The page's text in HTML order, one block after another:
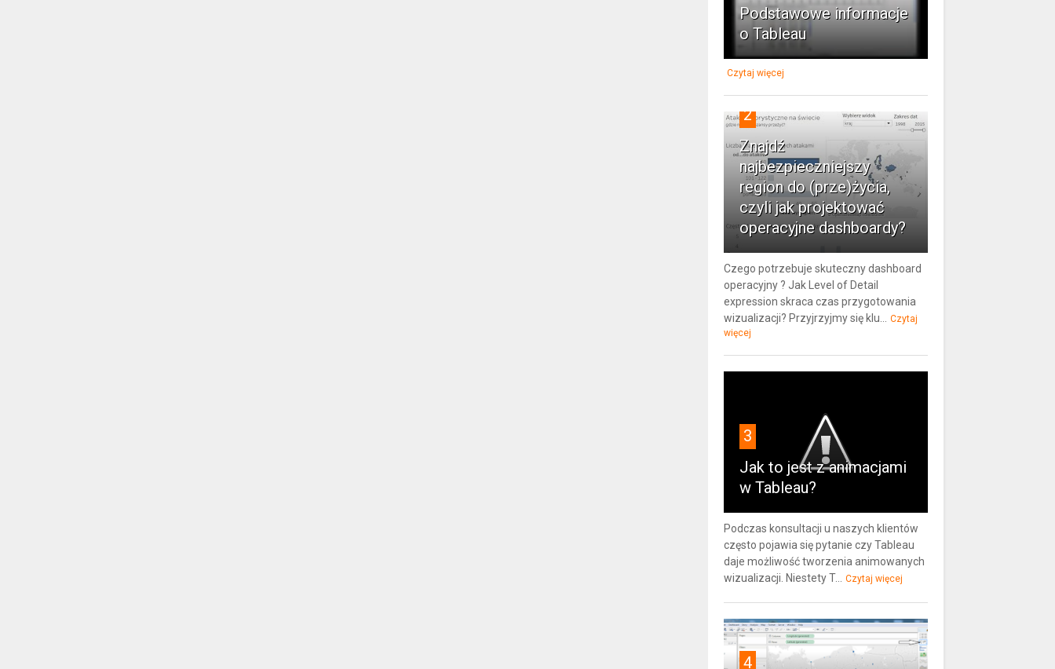
Podstawowe informacje
o Tableau
Czytaj więcej
2
Znajdź
najbezpieczniejszy
region do (prze)życia,
czyli jak projektować
operacyjne dashboardy?
Czego potrzebuje skuteczny dashboard
operacyjny ? Jak Level of Detail
expression skraca czas przygotowania
wizualizacji? Przyjrzyjmy się klu... Czytaj
więcej
3
Jak to jest z animacjami
w Tableau?
Podczas konsultacji u naszych klientów
często pojawia się pytanie czy Tableau
daje możliwość tworzenia animowanych
wizualizacji. Niestety T... Czytaj więcej
4